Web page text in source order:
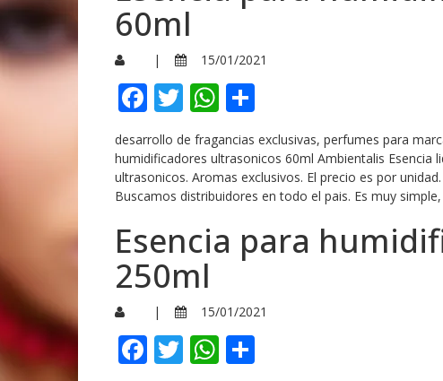
60ml
| 15/01/2021
Facebook
TwitterWhatsApp
desarrollo de fragancias exclusivas, perfumes para
humidificadores ultrasonicos 60ml Ambientalis Esencia
ultrasonicos. Aromas exclusivos. El precio es por
Buscamos distribuidores en todo el pais. Es muy
Esencia para
250ml
| 15/01/2021
Facebook
TwitterWhatsApp